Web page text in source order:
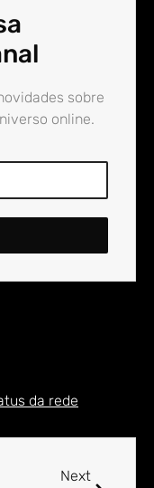
sobre
online.
da rede
Next